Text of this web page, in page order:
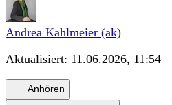
Andrea Kahlmeier (ak)
Aktualisiert: 11.06.2026, 11:54
Anhören